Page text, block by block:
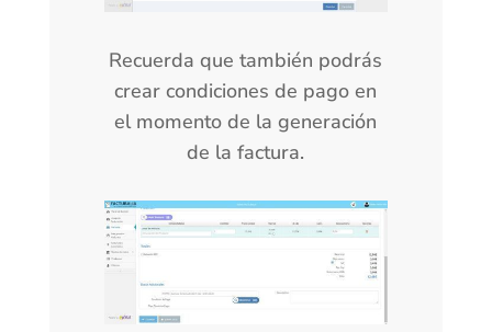
Recuerda que también podrás
crear condiciones de pago en
el momento de la generación
de la factura.